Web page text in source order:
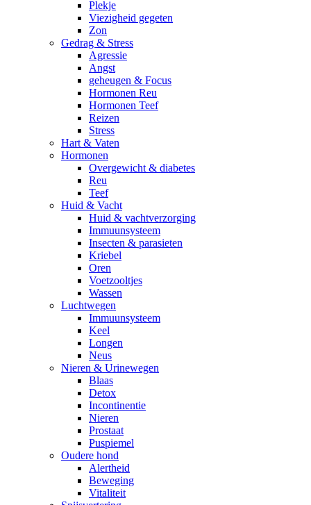
Plekje
Viezigheid gegeten
Zon
Gedrag & Stress
Agressie
Angst
geheugen & Focus
Hormonen Reu
Hormonen Teef
Reizen
Stress
Hart & Vaten
Hormonen
Overgewicht & diabetes
Reu
Teef
Huid & Vacht
Huid & vachtverzorging
Immuunsysteem
Insecten & parasieten
Kriebel
Oren
Voetzooltjes
Wassen
Luchtwegen
Immuunsysteem
Keel
Longen
Neus
Nieren & Urinewegen
Blaas
Detox
Incontinentie
Nieren
Prostaat
Puspiemel
Oudere hond
Alertheid
Beweging
Vitaliteit